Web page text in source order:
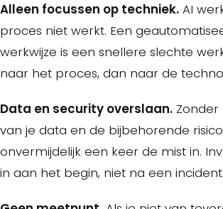
Alleen focussen op techniek. AI
proces niet werkt. Een
werkwijze is een snellere slechte
naar het proces, dan naar de
Data en security overslaan.
van je data en de bijbehorende
onvermijdelijk een keer de mist in.
in aan het begin, niet na een incident.